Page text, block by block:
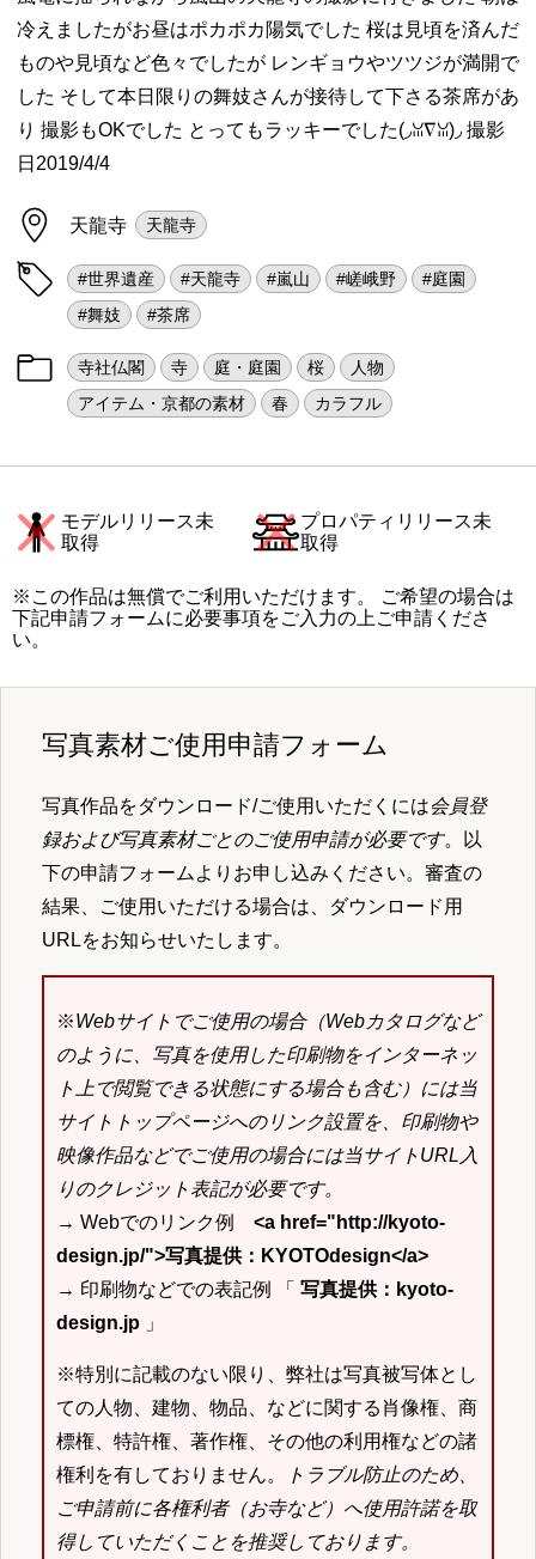
冷えましたがお昼はポカポカ陽気でした 桜は見頃を済んだ
ものや見頃など色々でしたが レンギョウやツツジが満開で
した そして本日限りの舞妓さんが接待して下さる茶席があ
り 撮影もOKでした とってもラッキーでした(◞ꈍ∇ꈍ)◞ 撮影
日2019/4/4
天龍寺 天龍寺
#世界遺産 #天龍寺 #嵐山 #嵯峨野
#庭園
#舞妓
#茶席
寺社仏閣 寺 庭・庭園 桜
人物
アイテム・京都の素材
春 カラフル
モデルリリース未
取得
プロパティリリース未
取得
※この作品は無償でご利用いただけます。 ご希望の場合は
下記申請フォームに必要事項をご入力の上ご申請くださ
い。
写真素材ご使用申請フォーム
写真作品をダウンロード/ご使用いただくには会員登
録および写真素材ごとのご使用申請が必要です。以
下の申請フォームよりお申し込みください。審査の
結果、ご使用いただける場合は、ダウンロード用
URLをお知らせいたします。
※Webサイトでご使用の場合（Webカタログなど
のように、写真を使用した印刷物をインターネッ
ト上で閲覧できる状態にする場合も含む）には当
サイトトップページへのリンク設置を、印刷物や
映像作品などでご使用の場合には当サイトURL入
りのクレジット表記が必要です。
→ Webでのリンク例 <a href="http://kyoto-
design.jp/">写真提供：KYOTOdesign</a>
→ 印刷物などでの表記例 「 写真提供：kyoto-
design.jp 」
※特別に記載のない限り、弊社は写真被写体とし
ての人物、建物、物品、などに関する肖像権、商
標権、特許権、著作権、その他の利用権などの諸
権利を有しておりません。
トラブル防止のため、
ご申請前に各権利者（お寺など）へ使用許諾を取
得していただくことを推奨しております。